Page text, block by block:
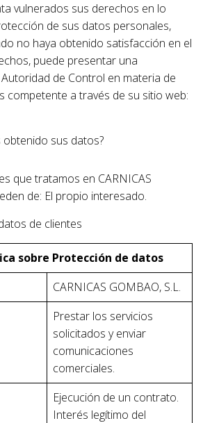
vulnerados sus derechos en lo
de sus datos personales,
no haya obtenido satisfacción en el
puede presentar una
de Control en materia de
competente a través de su sitio web:
obtenido sus datos?
que tratamos en CARNICAS
de: El propio interesado.
de clientes
sobre Protección de datos
CARNICAS GOMBAO, S.L.
Prestar los servicios
solicitados y enviar
comunicaciones
comerciales.
Ejecución de un contrato.
Interés legítimo del